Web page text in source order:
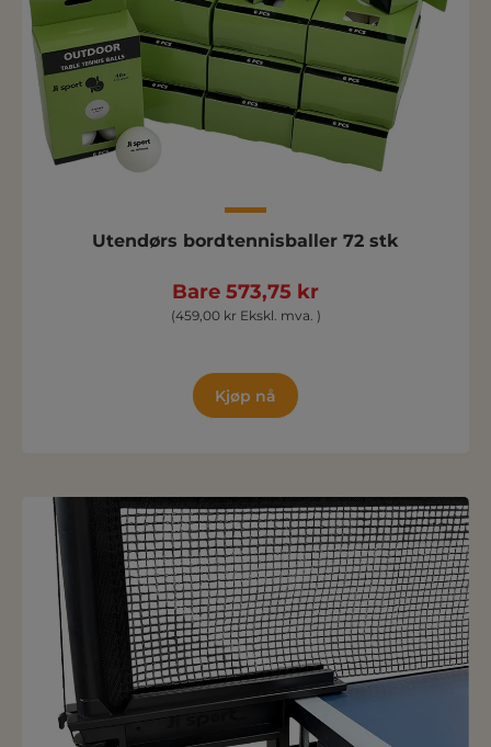
Utendørs bordtennisballer 72 stk
Bare 573,75 kr
(459,00 kr Ekskl. mva. )
Kjøp nå